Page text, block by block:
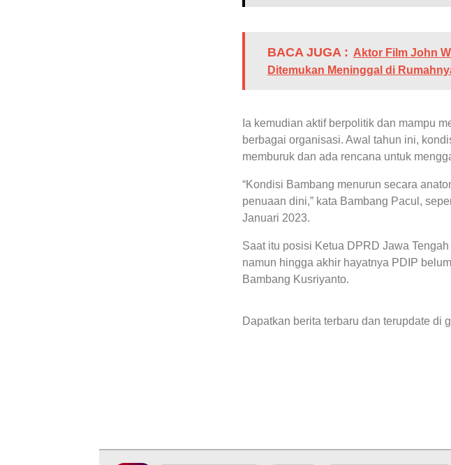
BACA JUGA : Aktor Film John
Ditemukan Meninggal di
Ia kemudian aktif berpolitik dan mampu
berbagai organisasi. Awal tahun ini,
memburuk dan ada rencana untuk
“Kondisi Bambang menurun secara
penuaan dini,” kata Bambang Pacul,
Januari 2023.
Saat itu posisi Ketua DPRD Jawa
namun hingga akhir hayatnya PDIP
Bambang Kusriyanto.
Dapatkan berita terbaru dan terupdate di